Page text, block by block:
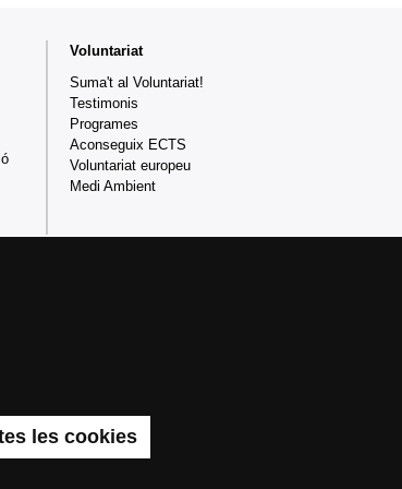
les cookies
Voluntariat
Suma't al Voluntariat!
Testimonis
Programes
Aconseguix ECTS
Voluntariat europeu
Medi Ambient
més solidària i més compromesa